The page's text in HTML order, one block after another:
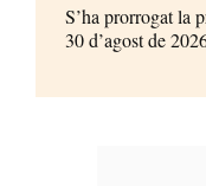
S’ha prorrogat la
30 d’agost de